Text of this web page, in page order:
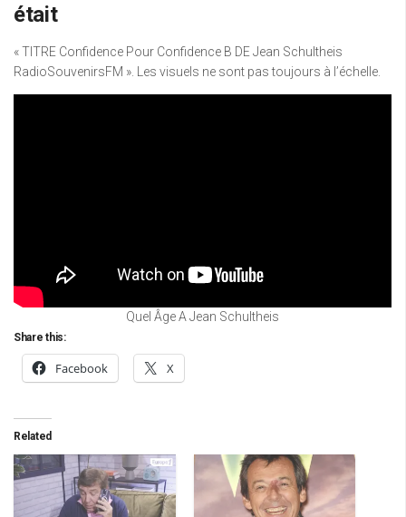
était
« TITRE Confidence Pour Confidence B DE Jean Schultheis
RadioSouvenirsFM ». Les visuels ne sont pas toujours à l’échelle.
Quel Âge A Jean Schultheis
Share this:
Facebook X
Related